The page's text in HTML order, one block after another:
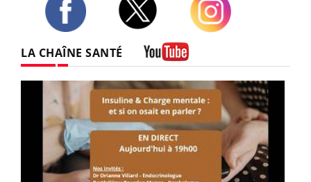
LA CHAÎNE SANTÉ